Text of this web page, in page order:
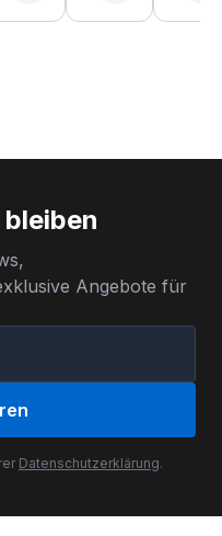
Angebote für
Datenschutzerklärung.